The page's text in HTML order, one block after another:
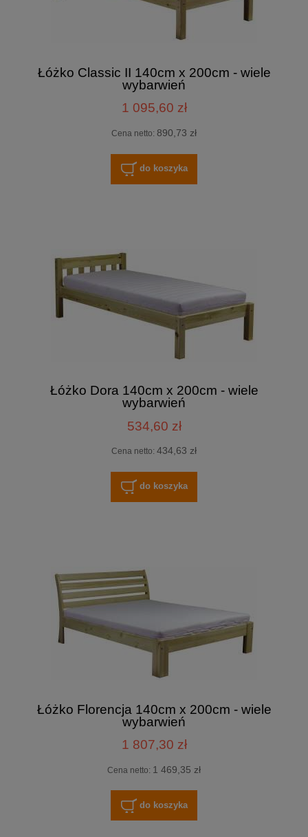
Łóżko Classic II 140cm x 200cm - wiele
wybarwień
1 095,60 zł
Cena netto: 890,73 zł
do koszyka
Łóżko Dora 140cm x 200cm - wiele
wybarwień
534,60 zł
Cena netto: 434,63 zł
do koszyka
Łóżko Florencja 140cm x 200cm - wiele
wybarwień
1 807,30 zł
Cena netto: 1 469,35 zł
do koszyka